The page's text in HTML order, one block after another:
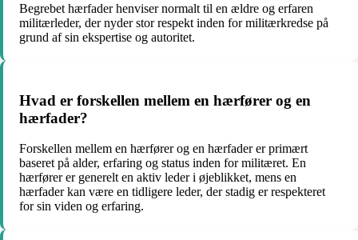
Begrebet hærfader henviser normalt til en ældre og erfaren
militærleder, der nyder stor respekt inden for militærkredse på
grund af sin ekspertise og autoritet.
Hvad er forskellen mellem en hærfører og en
hærfader?
Forskellen mellem en hærfører og en hærfader er primært
baseret på alder, erfaring og status inden for militæret. En
hærfører er generelt en aktiv leder i øjeblikket, mens en
hærfader kan være en tidligere leder, der stadig er respekteret
for sin viden og erfaring.